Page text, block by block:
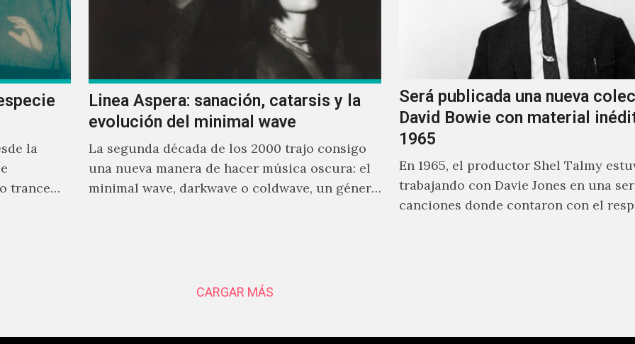
la
trance
Linea Aspera: sanación, catarsis y la
evolución del minimal wave
La segunda década de los 2000 trajo consigo
una nueva manera de hacer música oscura: el
minimal wave, darkwave o coldwave, un género
Será publicada una nueva
David Bowie con material
1965
En 1965, el productor Shel Talmy
trabajando con Davie Jones en una
canciones donde contaron con el
CARGAR MÁS